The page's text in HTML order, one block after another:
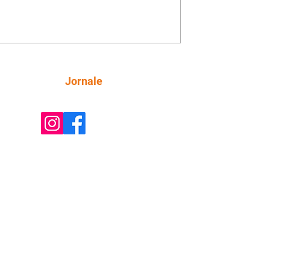
comentam sobre a possível jazida de
tungstênio na região. Virgínia provoca
Jornale